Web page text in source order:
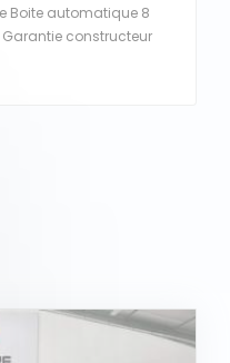
Boite automatique 8
Garantie constructeur